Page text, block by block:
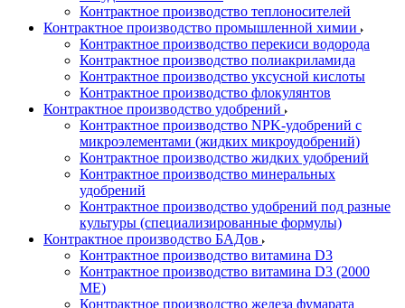
Контрактное производство теплоносителей
Контрактное производство промышленной химии
Контрактное производство перекиси водорода
Контрактное производство полиакриламида
Контрактное производство уксусной кислоты
Контрактное производство флокулянтов
Контрактное производство удобрений
Контрактное производство NPK-удобрений с
микроэлементами (жидких микроудобрений)
Контрактное производство жидких удобрений
Контрактное производство минеральных
удобрений
Контрактное производство удобрений под разные
культуры (специализированные формулы)
Контрактное производство БАДов
Контрактное производство витамина D3
Контрактное производство витамина D3 (2000
МЕ)
Контрактное производство железа фумарата